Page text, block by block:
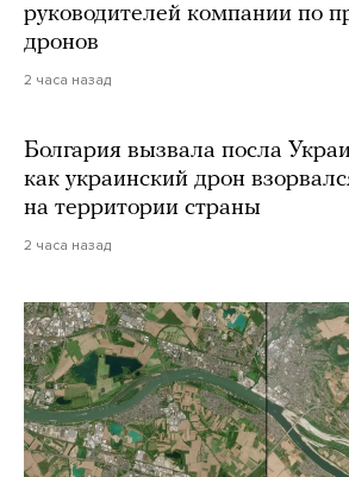
руководителей компании по
дронов
2 часа назад
Болгария вызвала посла
как украинский дрон
на территории страны
2 часа назад